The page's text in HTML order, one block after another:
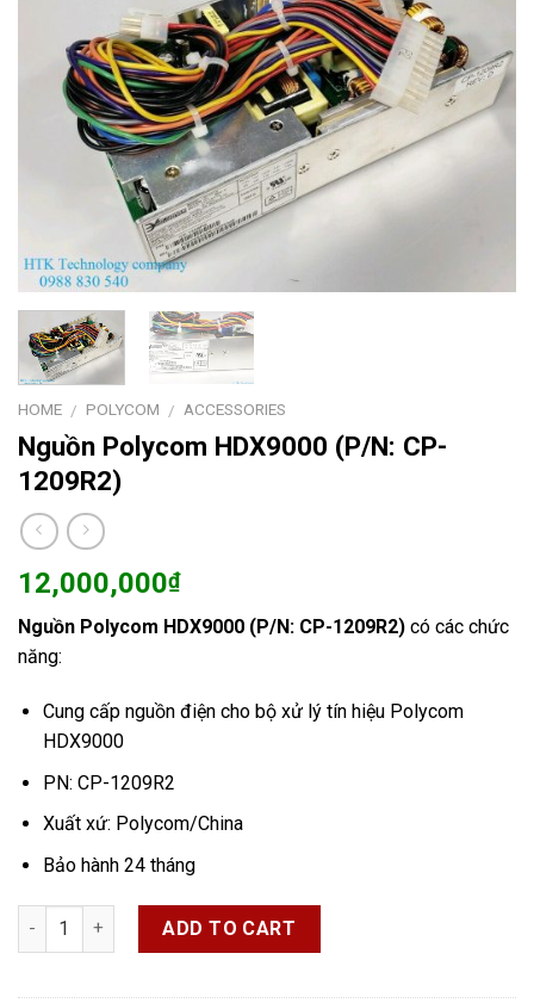
HOME / POLYCOM / ACCESSORIES
Nguồn Polycom HDX9000 (P/N: CP-
1209R2)
12,000,000₫
Nguồn Polycom HDX9000 (P/N: CP-1209R2) có các chức
năng:
Cung cấp nguồn điện cho bộ xử lý tín hiệu Polycom
HDX9000
PN: CP-1209R2
Xuất xứ: Polycom/China
Bảo hành 24 tháng
Quantity ADD TO CART